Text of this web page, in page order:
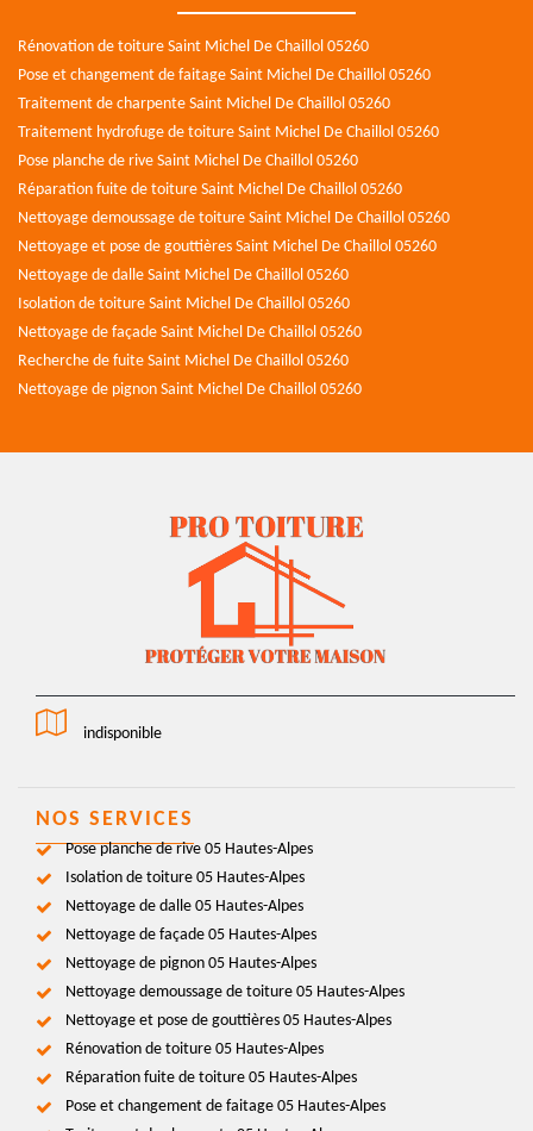
Rénovation de toiture Saint Michel De Chaillol 05260
Pose et changement de faitage Saint Michel De Chaillol 05260
Traitement de charpente Saint Michel De Chaillol 05260
Traitement hydrofuge de toiture Saint Michel De Chaillol 05260
Pose planche de rive Saint Michel De Chaillol 05260
Réparation fuite de toiture Saint Michel De Chaillol 05260
Nettoyage demoussage de toiture Saint Michel De Chaillol 05260
Nettoyage et pose de gouttières Saint Michel De Chaillol 05260
Nettoyage de dalle Saint Michel De Chaillol 05260
Isolation de toiture Saint Michel De Chaillol 05260
Nettoyage de façade Saint Michel De Chaillol 05260
Recherche de fuite Saint Michel De Chaillol 05260
Nettoyage de pignon Saint Michel De Chaillol 05260
indisponible
NOS SERVICES
Pose planche de rive 05 Hautes-Alpes
Isolation de toiture 05 Hautes-Alpes
Nettoyage de dalle 05 Hautes-Alpes
Nettoyage de façade 05 Hautes-Alpes
Nettoyage de pignon 05 Hautes-Alpes
Nettoyage demoussage de toiture 05 Hautes-Alpes
Nettoyage et pose de gouttières 05 Hautes-Alpes
Rénovation de toiture 05 Hautes-Alpes
Réparation fuite de toiture 05 Hautes-Alpes
Pose et changement de faitage 05 Hautes-Alpes